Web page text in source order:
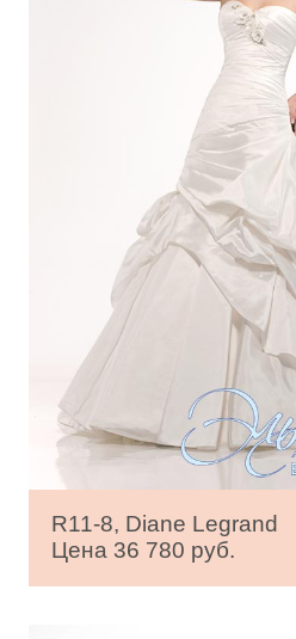
R11-8, Diane Legrand
Цена 36 780 руб.